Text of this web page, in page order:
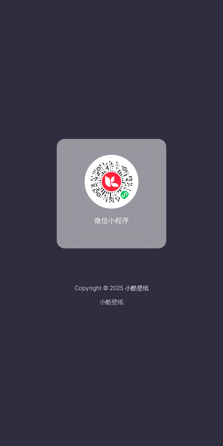
微信小程序
Copyright © 2025 小酷壁纸
小酷壁纸